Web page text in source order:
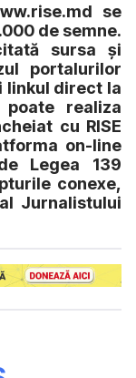
se
de semne.
sursa și
portalurilor
linkul direct la
poate realiza
cu RISE
on-line
Legea 139
conexe,
Jurnalistului